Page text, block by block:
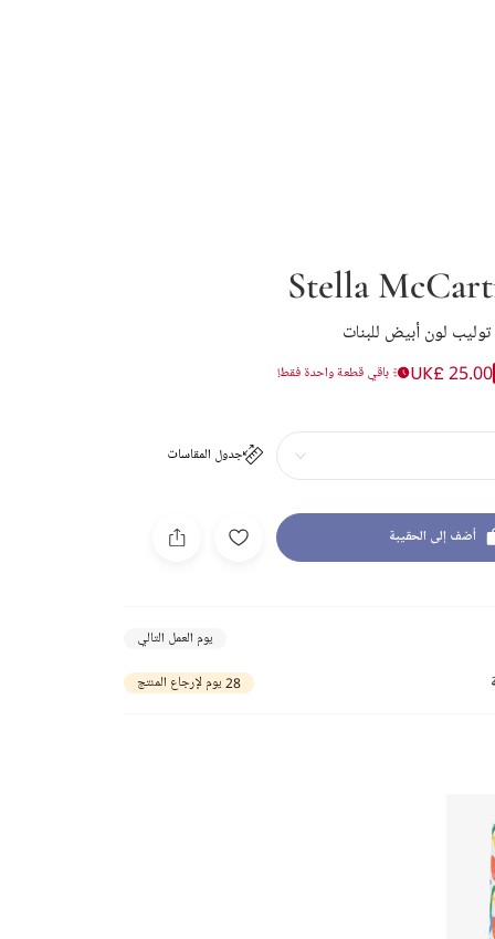
Stella
لون أبيض للبنات
UK£ 25.00
باقي قطعة واحدة فقط!
جدول المقاسات
أضف إلى الحقيبة
يوم العمل التالي
28 يوم لإرجاع المنتج